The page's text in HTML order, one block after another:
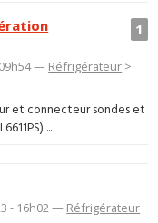
1
— Réfrigérateur >
et connecteur sondes et
...
- 16h02 — Réfrigérateur